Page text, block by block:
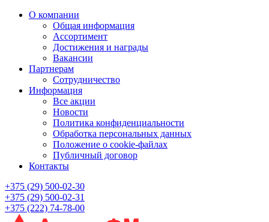
О компании
Общая информация
Ассортимент
Достижения и награды
Вакансии
Партнерам
Сотрудничество
Информация
Все акции
Новости
Политика конфиденциальности
Обработка персональных данных
Положение о cookie-файлах
Публичный договор
Контакты
+375 (29) 500-02-30
+375 (29) 500-02-31
+375 (222) 74-78-00